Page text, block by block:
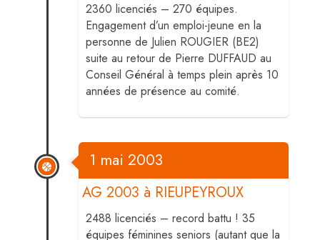
2360 licenciés – 270 équipes.
Engagement d’un emploi-jeune en la
personne de Julien ROUGIER (BE2)
suite au retour de Pierre DUFFAUD au
Conseil Général à temps plein après 10
années de présence au comité.
AG 2003 à RIEUPEYROUX
1 mai 2003
2488 licenciés – record battu ! 35
équipes féminines seniors (autant que la